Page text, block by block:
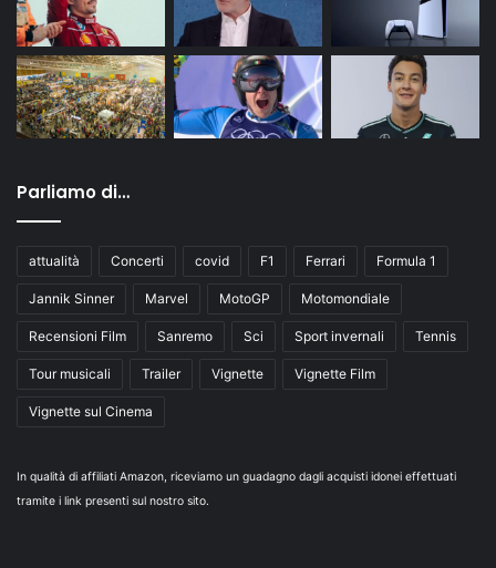
Parliamo di…
attualità Concerti covid F1 Ferrari Formula 1
Jannik Sinner Marvel MotoGP Motomondiale
Recensioni Film Sanremo Sci Sport invernali Tennis
Tour musicali Trailer Vignette Vignette Film
Vignette sul Cinema
In qualità di affiliati Amazon, riceviamo un guadagno dagli acquisti idonei effettuati
tramite i link presenti sul nostro sito.